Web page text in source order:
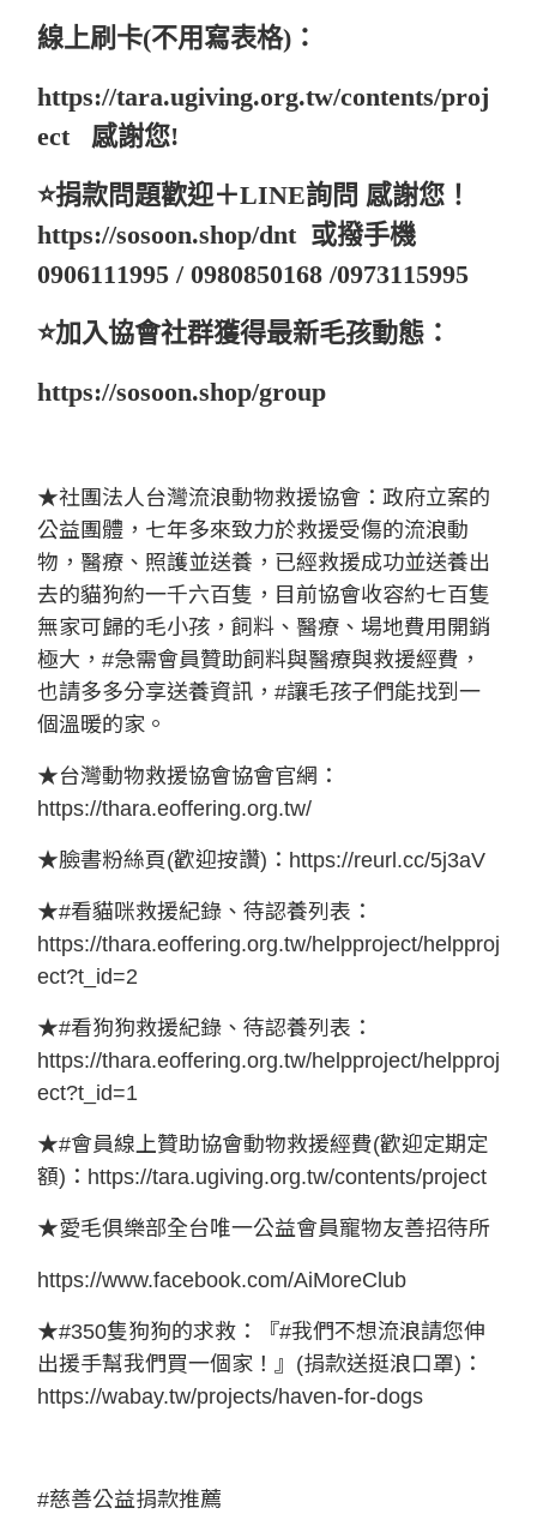
線上刷卡(不用寫表格)：
https://tara.ugiving.org.tw/contents/proj
ect感謝您!
⭐️捐款問題歡迎＋LINE詢問 感謝您！
https://sosoon.shop/dnt或撥手機
0906111995 / 0980850168 /0973115995
⭐️加入協會社群獲得最新毛孩動態：
https://sosoon.shop/group
★社團法人台灣流浪動物救援協會：政府立案的
公益團體，七年多來致力於救援受傷的流浪動
物，醫療、照護並送養，已經救援成功並送養出
去的貓狗約一千六百隻，目前協會收容約七百隻
無家可歸的毛小孩，飼料、醫療、場地費用開銷
極大， #急需會員贊助飼料與醫療與救援經費，
也請多多分享送養資訊， #讓毛孩子們能找到一
個溫暖的家。
★台灣動物救援協會協會官網：
https://thara.eoffering.org.tw/
★臉書粉絲頁 (歡迎按讚) ： https://reurl.cc/5j3aV
★#看貓咪救援紀錄、待認養列表：
https://thara.eoffering.org.tw/helpproject/helpproj
ect?t_id=2
★#看狗狗救援紀錄、待認養列表：
https://thara.eoffering.org.tw/helpproject/helpproj
ect?t_id=1
★#會員線上贊助協會動物救援經費(歡迎定期定
額) ： https://tara.ugiving.org.tw/contents/project
★愛毛俱樂部全台唯一公益會員寵物友善招待所
https://www.facebook.com/AiMoreClub
★#350隻狗狗的求救：『#我們不想流浪請您伸
出援手幫我們買一個家！』 (捐款送挺浪口罩) ：
https://wabay.tw/projects/haven-for-dogs
#慈善公益捐款推薦